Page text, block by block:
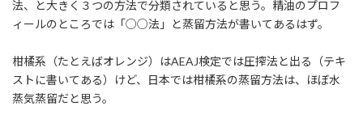
法、と大きく３つの方法で分類されていると思う。精油のプロフ
ィールのところでは「○○法」と蒸留方法が書いてあるはず。
柑橘系（たとえばオレンジ）はAEAJ検定では圧搾法と出る（テキ
ストに書いてある）けど、日本では柑橘系の蒸留方法は、ほぼ水
蒸気蒸留だと思う。